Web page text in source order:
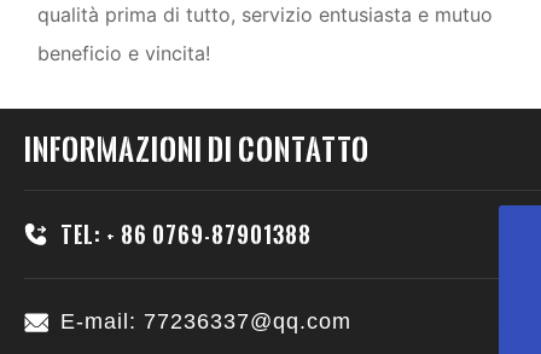
qualità prima di tutto, servizio entusiasta e mutuo
beneficio e vincita!
Informazioni di contatto
Tel: + 86 0769-87901388
E-mail: 77236337@qq.com
77236337@qq.com